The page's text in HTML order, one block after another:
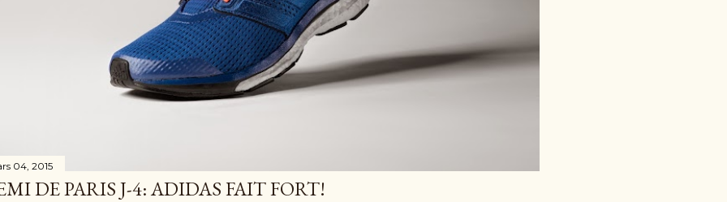
04, 2015
DE PARIS J-4: ADIDAS FAIT FORT!